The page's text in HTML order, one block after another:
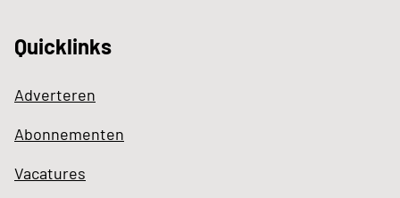
Quicklinks
Adverteren
Abonnementen
Vacatures